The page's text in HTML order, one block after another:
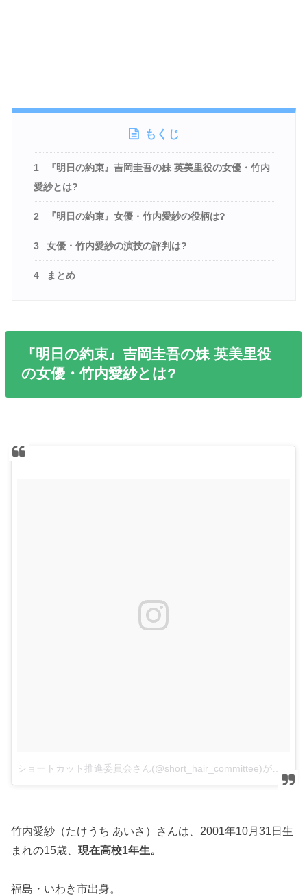
もくじ
1
『明日の約束』吉岡圭吾の妹 英美里役の女優・竹内
愛紗とは?
2 『明日の約束』女優・竹内愛紗の役柄は?
3 女優・竹内愛紗の演技の評判は?
4 まとめ
『明日の約束』吉岡圭吾の妹 英美里役
の女優・竹内愛紗とは?
竹内愛紗（たけうち あいさ）さんは、2001年10月31日生
まれの15歳、現在高校1年生。
福島・いわき市出身。